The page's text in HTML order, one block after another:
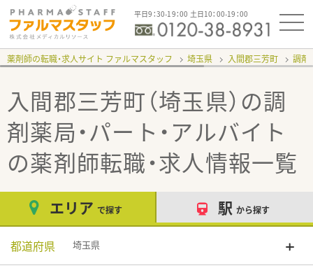
平日9：30-19：00 土日10：00-19：00
薬剤師の転職・求人サイト ファルマスタッフ 埼玉県 入間郡三芳町 調剤
入間郡三芳町（埼玉県）の調
剤薬局・パート・アルバイト
の薬剤師転職・求人情報一覧
エリア で探す 駅 から探す
都道府県 埼玉県